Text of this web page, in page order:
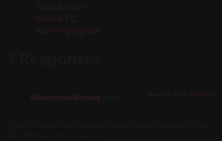
Tutorial Linux
Tutorial PC
Work-in-progress
Muhammad Bintang January 1, 2026 at 9:24 pm